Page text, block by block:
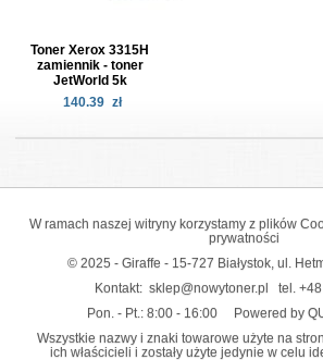
Toner Xerox 3315H
zamiennik - toner
JetWorld 5k
140.39 zł
W ramach naszej witryny korzystamy z plików
prywatności
© 2025 - Giraffe - 15-727 Białystok, ul.
Kontakt: sklep@nowytoner.pl tel.
Pon. - Pt.: 8:00 - 16:00
Powered by
Wszystkie nazwy i znaki towarowe użyte na
ich właścicieli i zostały użyte jedynie w celu